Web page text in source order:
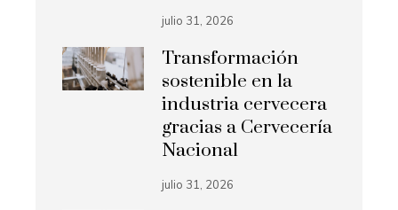
julio 31, 2026
Transformación
sostenible en la
industria cervecera
gracias a Cervecería
Nacional
julio 31, 2026